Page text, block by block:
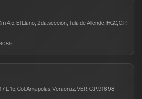
4.5, El Llano, 2da. sección, Tula de Allende, HGO, C.P.
L-15, Col. Amapolas, Veracruz, VER, C.P. 91698